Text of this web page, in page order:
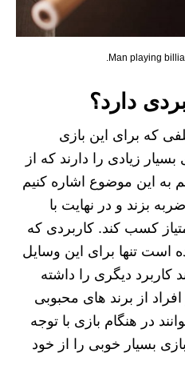
Man playing
دارد؟
که برای این بازی
زیادی را دارند که از
به این موضوع اشاره کنیم
بزند و در نهایت با
کسب کند. کاربردی که
است تنها برای این وسایل
کاربرد دیگری را داشته
از برند های محبوبی
در هنگام بازی با توجه
بسیار خوبی را از خود